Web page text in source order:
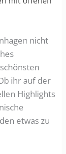
nicht
ihr auf der
Highlights
etwas zu